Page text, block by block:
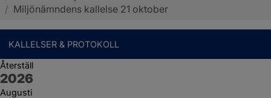
/ Miljönämndens kallelse 21 oktober
KALLELSER & PROTOKOLL
Återställ
År:
2026
Augusti